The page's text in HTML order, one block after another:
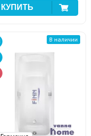
В наличии